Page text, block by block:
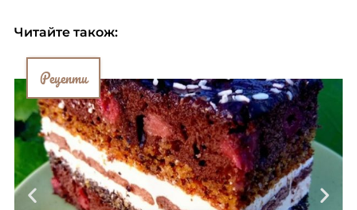
Читайте також:
Рецепти